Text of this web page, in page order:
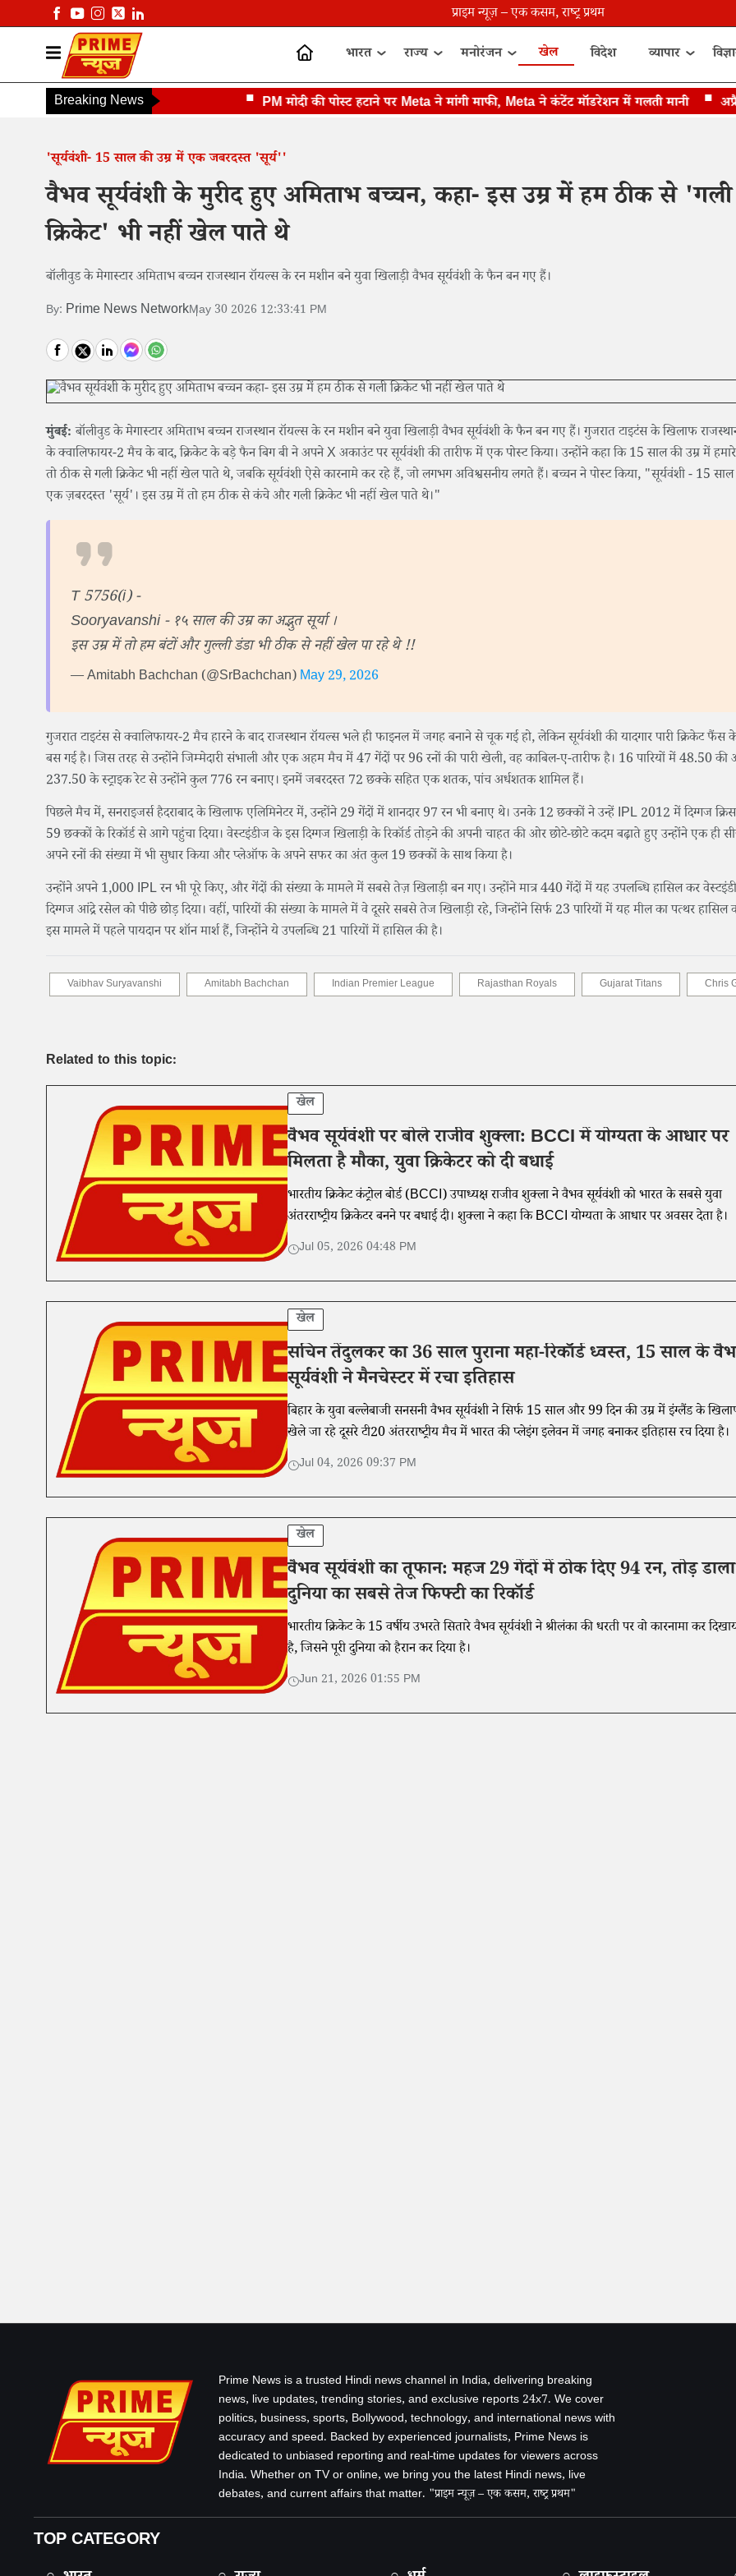
प्राइम न्यूज़ – एक कसम, राष्ट्र प्रथम
भारत राज्य मनोरंजन खेल विदेश व्यापार
Breaking News PM मोदी की पोस्ट हटाने पर Meta ने मांगी माफी, Meta ने कंटेंट मॉडरेशन में गलती मानी
'सूर्यवंशी- 15 साल की उम्र में एक जबरदस्त 'सूर्य''
वैभव सूर्यवंशी के मुरीद हुए अमिताभ बच्चन, कहा- इस उम्र में हम ठीक से 'गली
क्रिकेट' भी नहीं खेल पाते थे
बॉलीवुड के मेगास्टार अमिताभ बच्चन राजस्थान रॉयल्स के रन मशीन बने युवा खिलाड़ी वैभव सूर्यवंशी के फैन बन गए हैं।
By: Prime News NetworkMay 30 2026 12:33:41 PM
मुंबई:बॉलीवुड के मेगास्टार अमिताभ बच्चन राजस्थान रॉयल्स के रन मशीन बने युवा खिलाड़ी वैभव सूर्यवंशी के फैन बन गए हैं। गुजरात टाइटंस के खिलाफ
के क्वालिफायर-2 मैच के बाद, क्रिकेट के बड़े फैन बिग बी ने अपने X अकाउंट पर सूर्यवंशी की तारीफ में एक पोस्ट किया। उन्होंने कहा कि 15 साल की उम्र में
तो ठीक से गली क्रिकेट भी नहीं खेल पाते थे, जबकि सूर्यवंशी ऐसे कारनामे कर रहे हैं, जो लगभग अविश्वसनीय लगते हैं। बच्चन ने पोस्ट किया, "सूर्यवंशी - 15 साल
एक ज़बरदस्त 'सूर्य'। इस उम्र में तो हम ठीक से कंचे और गली क्रिकेट भी नहीं खेल पाते थे।"
T 5756(i) -
Sooryavanshi - १५ साल की उम्र का अद्भुत सूर्या ।
इस उम्र में तो हम बंटों और गुल्ली डंडा भी ठीक से नहीं खेल पा रहे थे !!
— Amitabh Bachchan (@SrBachchan) May 29, 2026
गुजरात टाइटंस से क्वालिफायर-2 मैच हारने के बाद राजस्थान रॉयल्स भले ही फाइनल में जगह बनाने से चूक गई हो, लेकिन सूर्यवंशी की यादगार पारी क्रिकेट फैंस
बस गई है। जिस तरह से उन्होंने जिम्मेदारी संभाली और एक अहम मैच में 47 गेंदों पर 96 रनों की पारी खेली, वह काबिल-ए-तारीफ है। 16 पारियों में 48.50
237.50 के स्ट्राइक रेट से उन्होंने कुल 776 रन बनाए। इनमें जबरदस्त 72 छक्के सहित एक शतक, पांच अर्धशतक शामिल हैं।
पिछले मैच में, सनराइजर्स हैदराबाद के खिलाफ एलिमिनेटर में, उन्होंने 29 गेंदों में शानदार 97 रन भी बनाए थे। उनके 12 छक्कों ने उन्हें IPL 2012 में दिग्गज
59 छक्कों के रिकॉर्ड से आगे पहुंचा दिया। वेस्टइंडीज के इस दिग्गज खिलाड़ी के रिकॉर्ड तोड़ने की अपनी चाहत की ओर छोटे-छोटे कदम बढ़ाते हुए उन्होंने एक ही
अपने रनों की संख्या में भी सुधार किया और प्लेऑफ के अपने सफर का अंत कुल 19 छक्कों के साथ किया है।
उन्होंने अपने 1,000 IPL रन भी पूरे किए, और गेंदों की संख्या के मामले में सबसे तेज़ खिलाड़ी बन गए। उन्होंने मात्र 440 गेंदों में यह उपलब्धि हासिल कर
दिग्गज आंद्रे रसेल को पीछे छोड़ दिया। वहीं, पारियों की संख्या के मामले में वे दूसरे सबसे तेज खिलाड़ी रहे, जिन्होंने सिर्फ 23 पारियों में यह मील का पत्थर हासिल
इस मामले में पहले पायदान पर शॉन मार्श हैं, जिन्होंने ये उपलब्धि 21 पारियों में हासिल की है।
Vaibhav Suryavanshi Amitabh Bachchan Indian Premier League Rajasthan Royals Gujarat Titans Chris
Related to this topic:
खेल
वैभव सूर्यवंशी पर बोले राजीव शुक्ला: BCCI में योग्यता के आधार पर
मिलता है मौका, युवा क्रिकेटर को दी बधाई
भारतीय क्रिकेट कंट्रोल बोर्ड (BCCI) उपाध्यक्ष राजीव शुक्ला ने वैभव सूर्यवंशी को भारत के सबसे युवा
अंतरराष्ट्रीय क्रिकेटर बनने पर बधाई दी। शुक्ला ने कहा कि BCCI योग्यता के आधार पर अवसर देता है।
Jul 05, 2026 04:48 PM
खेल
सचिन तेंदुलकर का 36 साल पुराना महा-रिकॉर्ड ध्वस्त, 15 साल के
सूर्यवंशी ने मैनचेस्टर में रचा इतिहास
बिहार के युवा बल्लेबाजी सनसनी वैभव सूर्यवंशी ने सिर्फ 15 साल और 99 दिन की उम्र में इंग्लैंड के
खेले जा रहे दूसरे टी20 अंतरराष्ट्रीय मैच में भारत की प्लेइंग इलेवन में जगह बनाकर इतिहास रच दिया है।
Jul 04, 2026 09:37 PM
खेल
वैभव सूर्यवंशी का तूफान: महज 29 गेंदों में ठोक दिए 94 रन, तोड़ डाला
दुनिया का सबसे तेज फिफ्टी का रिकॉर्ड
भारतीय क्रिकेट के 15 वर्षीय उभरते सितारे वैभव सूर्यवंशी ने श्रीलंका की धरती पर वो कारनामा कर
है, जिसने पूरी दुनिया को हैरान कर दिया है।
Jun 21, 2026 01:55 PM
Prime News is a trusted Hindi news channel in India, delivering breaking
news, live updates, trending stories, and exclusive reports 24x7. We cover
politics, business, sports, Bollywood, technology, and international news with
accuracy and speed. Backed by experienced journalists, Prime News is
dedicated to unbiased reporting and real-time updates for viewers across
India. Whether on TV or online, we bring you the latest Hindi news, live
debates, and current affairs that matter. "प्राइम न्यूज़ – एक कसम, राष्ट्र प्रथम"
TOP CATEGORY